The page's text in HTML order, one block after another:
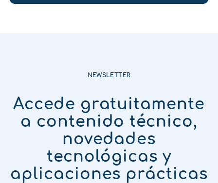
NEWSLETTER
Accede gratuitamente
a contenido técnico,
novedades
tecnológicas y
aplicaciones prácticas